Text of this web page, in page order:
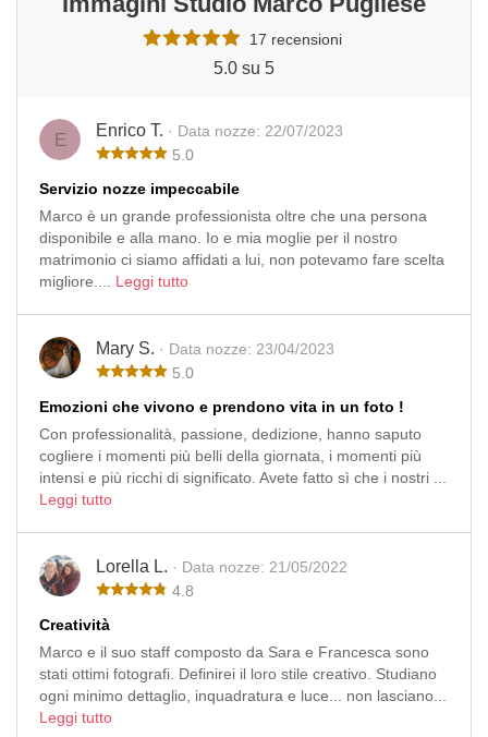
17 recensioni
5.0 su 5
E Enrico T. · Data nozze: 22/07/2023
5.0
Servizio nozze impeccabile
Marco è un grande professionista oltre che una persona
disponibile e alla mano. Io e mia moglie per il nostro
matrimonio ci siamo affidati a lui, non potevamo fare scelta
migliore.... Leggi tutto
Mary S. · Data nozze: 23/04/2023
5.0
Emozioni che vivono e prendono vita in un foto !
Con professionalità, passione, dedizione, hanno saputo
cogliere i momenti più belli della giornata, i momenti più
intensi e più ricchi di significato. Avete fatto sì che i nostri ...
Leggi tutto
Lorella L. · Data nozze: 21/05/2022
4.8
Creatività
Marco e il suo staff composto da Sara e Francesca sono
stati ottimi fotografi. Definirei il loro stile creativo. Studiano
ogni minimo dettaglio, inquadratura e luce... non lasciano...
Leggi tutto